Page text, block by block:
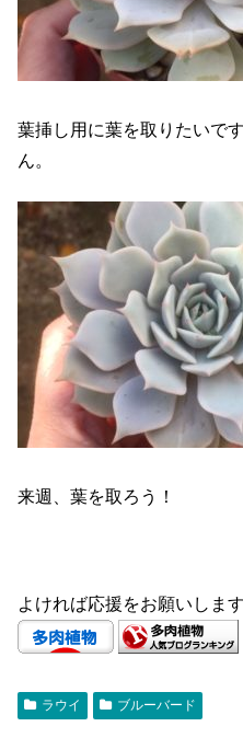
葉挿し用に葉を取りたいで
ん。
来週、葉を取ろう！
よければ応援をお願いします
ラウイ ブルーバード